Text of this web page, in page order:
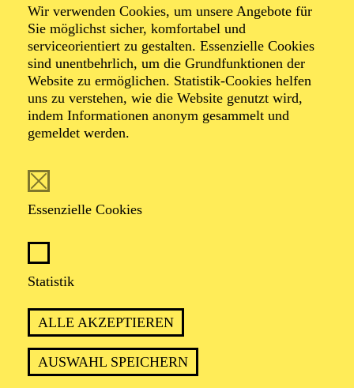
Wir verwenden Cookies, um unsere Angebote für
Sie möglichst sicher, komfortabel und
serviceorientiert zu gestalten. Essenzielle Cookies
sind unentbehrlich, um die Grundfunktionen der
Website zu ermöglichen. Statistik-Cookies helfen
uns zu verstehen, wie die Website genutzt wird,
indem Informationen anonym gesammelt und
gemeldet werden.
Essenzielle Cookies
Statistik
ALLE AKZEPTIEREN
AUSWAHL SPEICHERN
Veranstalter: Theater-, Konzert- u. Gastspieldirektion OTTO
HOFNER GMBH
TICKETS
55,20 52,70€
Die Veranstaltung ist vom Angebot der TUPcard ausgeschlossen.
Samstag
05.09.2026
Grillo-Theater
BLICK AUF DEN IRAN –
STIMMEN ZUR AKTUELLEN
LAGE
Veranstalter: Eine Kooperationsveranstaltung mit der Stadt
Essen